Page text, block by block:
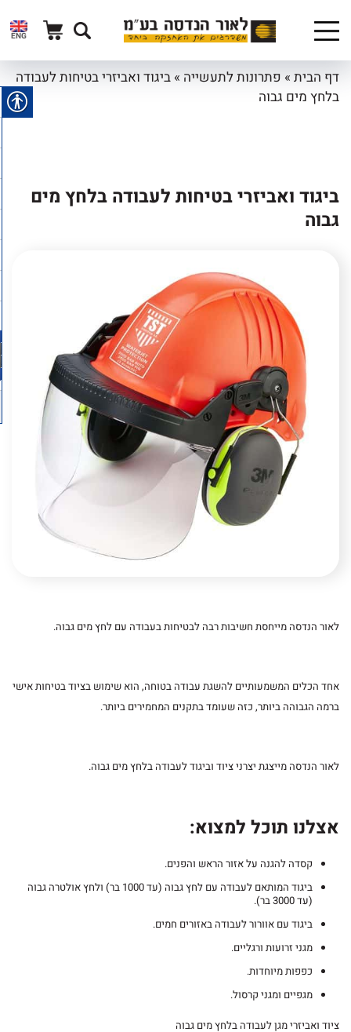
ENG
דף הבית » פתרונות לתעשייה » ביגוד ואביזרי בטיחות לעבודה
בלחץ מים גבוה
ביגוד ואביזרי בטיחות לעבודה בלחץ מים
גבוה
לאור הנדסה מייחסת חשיבות רבה לבטיחות בעבודה עם לחץ מים גבוה.
אחד הכלים המשמעותיים להשגת עבודה בטוחה, הוא שימוש בציוד בטיחות אישי
ברמה הגבוהה ביותר, כזה שעומד בתקנים המחמירים ביותר.
לאור הנדסה מייצגת יצרני ציוד וביגוד לעבודה בלחץ מים גבוה.
אצלנו תוכל למצוא:
קסדה להגנה על אזור הראש והפנים.
ביגוד המותאם לעבודה עם לחץ גבוה (עד 1000 בר) ולחץ אולטרה גבוה
(עד 3000 בר).
ביגוד עם אוורור לעבודה באזורים חמים.
מגני זרועות ורגליים.
כפפות מיוחדות.
מגפיים ומגני קרסול.
ציוד ואביזרי מגן לעבודה בלחץ מים גבוה